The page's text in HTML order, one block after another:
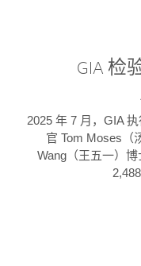
GIA 检
2025 年 7 月，GIA
官 Tom Moses（
Wang（王五一）